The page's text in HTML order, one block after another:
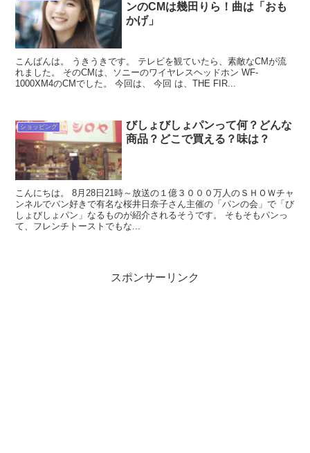
ンのCMは幾田りら！曲は「おも
かげ」
こんばんは。 うきうきです。 テレビを観ていたら、素敵なCMが流
れました。 そのCMは、ソニーのワイヤレスヘッドホン WF-
1000XM4のCMでした。 今回は、 今回 は、THE FIR...
ショッピング
びしょびしょパンって何？どんな
商品？どこで買える？味は？
こんにちは。 8月28日21時～放送の１億３０００万人のＳＨＯＷチャ
ンネルでパン好きで有名な桜井日奈子さん主催の「パンの会」で「び
しょびしょパン」なるものが紹介されるそうです。 そもそもパンっ
て、フレンチトーストでもな...
スポンサーリンク